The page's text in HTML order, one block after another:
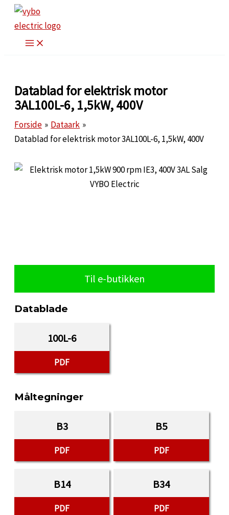
indholdet
Datablad for elektrisk motor
3AL100L-6, 1,5kW, 400V
Forside
Dataark
Datablad for elektrisk motor 3AL100L-6, 1,5kW, 400V
Til e-butikken
Datablade
100L-6
PDF
Måltegninger
B3
PDF
B5
PDF
B14
PDF
B34
PDF